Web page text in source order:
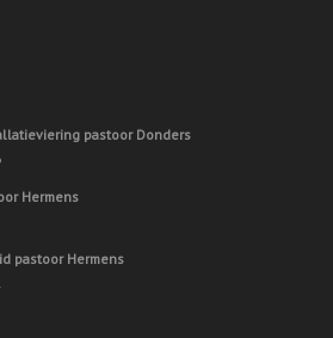
pastoor Donders
Hermens
pastoor Hermens